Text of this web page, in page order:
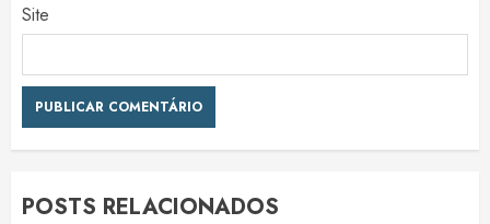
Site
POSTS RELACIONADOS